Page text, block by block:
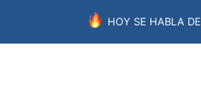
HOY SE HABLA DE